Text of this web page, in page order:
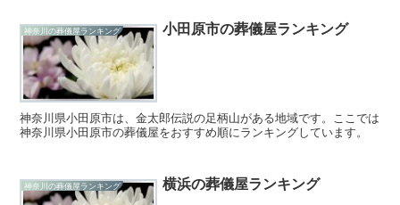
神奈川の葬儀屋ランキング 小田原市の葬儀屋ランキング
神奈川県小田原市は、金太郎伝説の足柄山がある地域です。ここでは
神奈川県小田原市の葬儀屋をおすすめ順にランキングしています。
神奈川の葬儀屋ランキング 横浜の葬儀屋ランキング